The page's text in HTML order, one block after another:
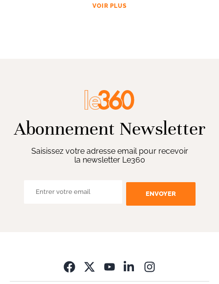
VOIR PLUS
Abonnement Newsletter
Saisissez votre adresse email pour recevoir
la newsletter Le360
ENVOYER